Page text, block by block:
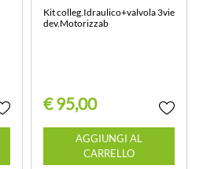
Kit colleg.Idraulico+valvola 3vie
dev.Motorizzab
€ 95,00
Quantità
AGGIUNGI AL
CARRELLO